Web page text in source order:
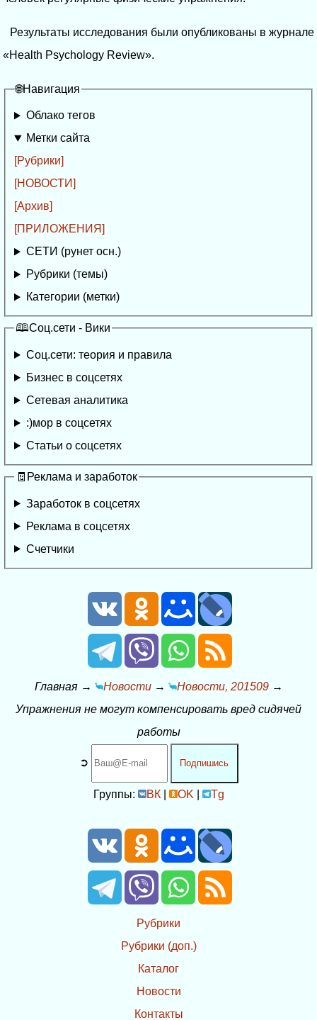
Результаты исследования были опубликованы в журнале
«Health Psychology Review».
🌐Навигация
Облако тегов
Метки сайта
[Рубрики]
[НОВОСТИ]
[Архив]
[ПРИЛОЖЕНИЯ]
СЕТИ (рунет осн.)
Рубрики (темы)
Категории (метки)
🕮Соц.сети - Вики
Соц.сети: теория и правила
Бизнес в соцсетях
Сетевая аналитика
:)мор в соцсетях
Статьи о соцсетях
🧾Реклама и заработок
Заработок в соцсетях
Реклама в соцсетях
Счетчики
Главная→ Новости→ Новости, 201509→
Упражнения не могут компенсировать вред сидячей
работы
➲ Подпишись
Группы: ВК| OK Tg
Рубрики
Рубрики (доп.)
Каталог
Новости
Контакты